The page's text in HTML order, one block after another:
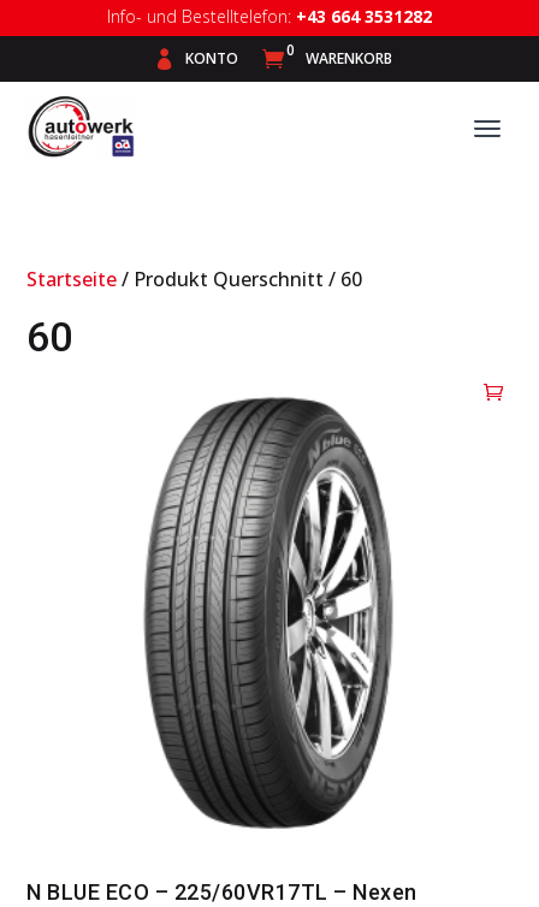
Info- und Bestelltelefon: +43 664 3531282
 KONTO 0 WARENKORB
Startseite/ Produkt Querschnitt / 60
60
N BLUE ECO – 225/60VR17TL – Nexen